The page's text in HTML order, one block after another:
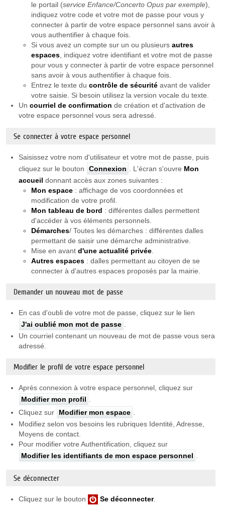
le portail (service Enfance/Concerto Opus par exemple),
indiquez votre code et votre mot de passe pour vous y
connecter à partir de votre espace personnel sans avoir à
vous authentifier à chaque fois.
Si vous avez un compte sur un ou plusieurs autres
espaces, indiquez votre identifiant et votre mot de passe
pour vous y connecter à partir de votre espace personnel
sans avoir à vous authentifier à chaque fois.
Entrez le texte du contrôle de sécuritéavant de valider
votre saisie. Si besoin utilisez la version vocale du texte.
Un courriel de confirmation de création et d'activation de
votre espace personnel vous sera adressé.
Se connecter à votre espace personnel
Saisissez votre nom d'utilisateur et votre mot de passe, puis
cliquez sur le bouton
Connexion . L'écran s'ouvre Mon
accueil donnant accès aux zones suivantes :
Mon espace: affichage de vos coordonnées et
modification de votre profil.
Mon tableau de bord : différentes dalles permettent
d'accéder à vos éléments personnels.
Démarches/ Toutes les démarches : différentes dalles
permettant de saisir une démarche administrative.
Mise en avant d'une actualité privée.
Autres espaces: dalles permettant au citoyen de se
connecter à d'autres espaces proposés par la mairie.
Demander un nouveau mot de passe
En cas d'oubli de votre mot de passe, cliquez sur le lien
J'ai oublié mon mot de passe
Un courriel contenant un nouveau de mot de passe vous sera
adressé.
Modifier le profil de votre espace personnel
Après connexion à votre espace personnel, cliquez sur
Modifier mon profil
Cliquez sur Modifier mon espace
Modifiez selon vos besoins les rubriques Identité, Adresse,
Moyens de contact.
Pour modifier votre Authentification, cliquez sur
Modifier les identifiants de mon espace personnel
Se déconnecter
Cliquez sur le bouton Se déconnecter.